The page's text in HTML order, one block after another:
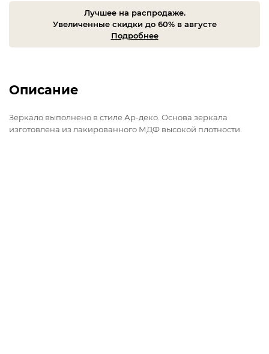
Лучшее на распродаже.
Увеличенные скидки до 60% в августе
Подробнее
Описание
Зеркало выполнено в стиле Ар-деко. Основа зеркала
изготовлена из лакированного МДФ высокой плотности.